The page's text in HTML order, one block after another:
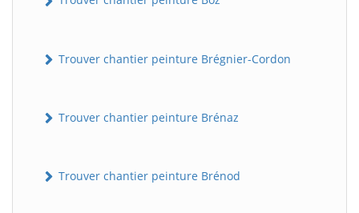
Trouver chantier peinture Brégnier-Cordon
Trouver chantier peinture Brénaz
Trouver chantier peinture Brénod